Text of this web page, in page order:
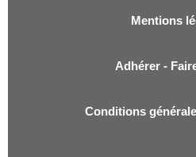
Mentions
Adhérer -
Conditions